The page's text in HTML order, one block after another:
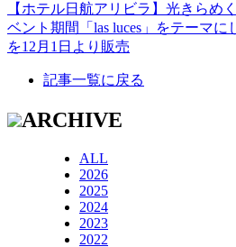
【ホテル日航アリビラ】光きらめ
ベント期間「las luces」をテーマ
を12月1日より販売
記事一覧に戻る
ARCHIVE
ALL
2026
2025
2024
2023
2022